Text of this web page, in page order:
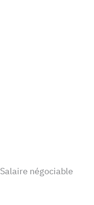
Salaire négociable